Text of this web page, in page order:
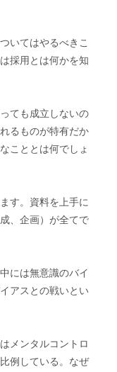
いてはやるべきこ
採用とは何かを知
ても成立しないの
るものが特有だか
こととは何でしょ
す。資料を上手に
、企画）が全てで
には無意識のバイ
アスとの戦いとい
メンタルコントロ
例している。なぜ